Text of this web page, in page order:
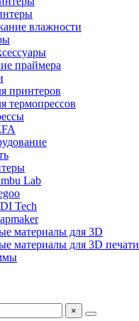
влажности
праймера
принтеров
термопрессов
Lab
Tech
материалы для 3D
материалы для 3D печати
×